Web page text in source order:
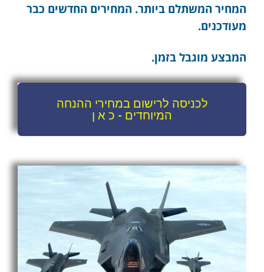
המחיר המשתלם ביותר. המחירים החדשים כבר
מעודכנים.
המבצע מוגבל בזמן.
לכניסה לרישום במחירי ההנחה
המיוחדים - כ א ן